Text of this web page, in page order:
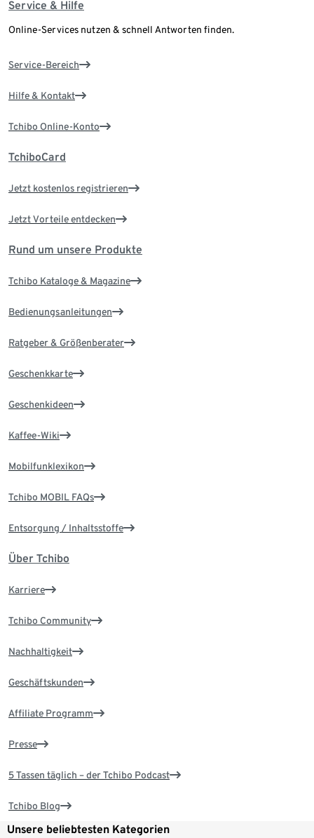
Service & Hilfe
Online-Services nutzen & schnell Antworten finden.
Service-Bereich
Hilfe & Kontakt
Tchibo Online-Konto
TchiboCard
Jetzt kostenlos registrieren
Jetzt Vorteile entdecken
Rund um unsere Produkte
Tchibo Kataloge & Magazine
Bedienungsanleitungen
Ratgeber & Größenberater
Geschenkkarte
Geschenkideen
Kaffee-Wiki
Mobilfunklexikon
Tchibo MOBIL FAQs
Entsorgung / Inhaltsstoffe
Über Tchibo
Karriere
Tchibo Community
Nachhaltigkeit
Geschäftskunden
Affiliate Programm
Presse
5 Tassen täglich – der Tchibo Podcast
Tchibo Blog
Unsere beliebtesten Kategorien